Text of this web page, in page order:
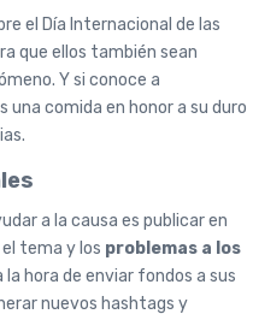
el Día Internacional de las
que ellos también sean
Y si conoce a
una comida en honor a su duro
a la causa es publicar en
tema y los problemas a los
la hora de enviar fondos a sus
nuevos hashtags y